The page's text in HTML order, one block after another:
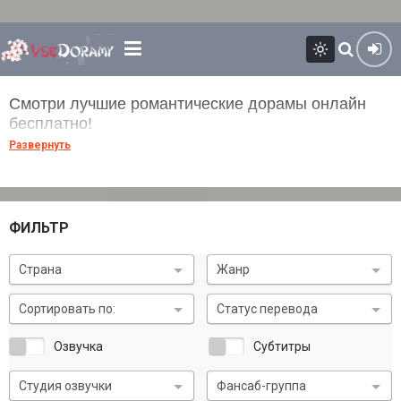
Смотри лучшие романтические дорамы онлайн
бесплатно!
азиатских сериалов снято именно в этом жанре. Романтика
присутствует в дорамах исторических, комедийных,
прослеживается везде. А раз ты относишь себя к любителям
дорам - значит в душе ты тоже романтик! А раз это
действительно так, тогда ты попал точно по адресу. Ведь
именно здесь ты сможешь смотреть лучшие романтические
дорамы с русской озвучкой онлайн бесплатно и в хорошем
качестве!
Развернуть
ФИЛЬТР
Страна Жанр
Сортировать по: Статус перевода
Озвучка Субтитры
Студия озвучки Фансаб-группа